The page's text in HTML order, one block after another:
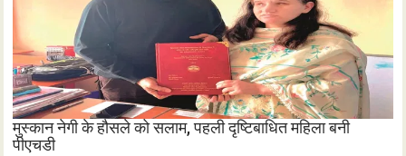
मुस्कान नेगी के हौसले को सलाम, पहली दृष्टिबाधित महिला बनी
पीएचडी